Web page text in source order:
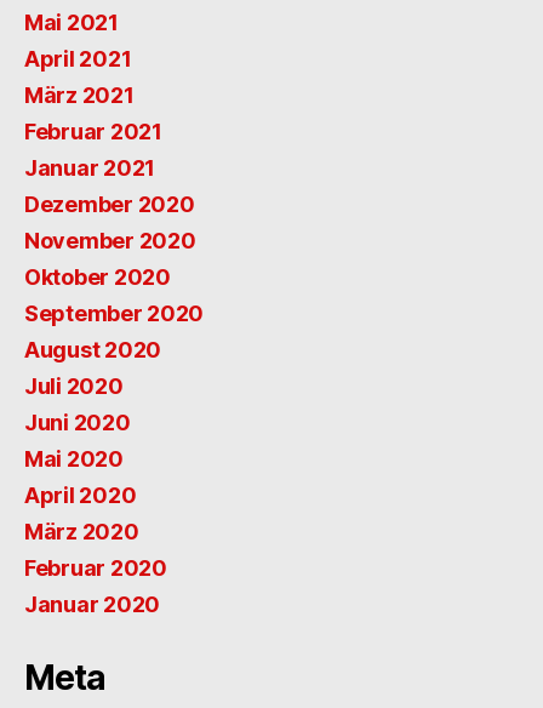
Mai 2021
April 2021
März 2021
Februar 2021
Januar 2021
Dezember 2020
November 2020
Oktober 2020
September 2020
August 2020
Juli 2020
Juni 2020
Mai 2020
April 2020
März 2020
Februar 2020
Januar 2020
Meta